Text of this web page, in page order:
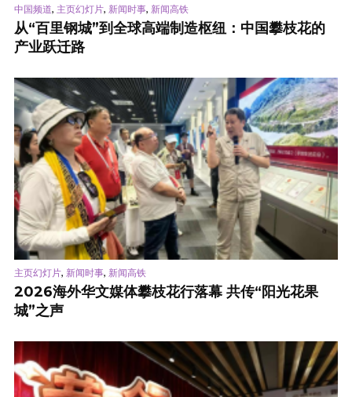
中国频道, 主页幻灯片, 新闻时事, 新闻高铁
从“百里钢城”到全球高端制造枢纽：中国攀枝花的
产业跃迁路
主页幻灯片, 新闻时事, 新闻高铁
2026海外华文媒体攀枝花行落幕 共传“阳光花果
城”之声